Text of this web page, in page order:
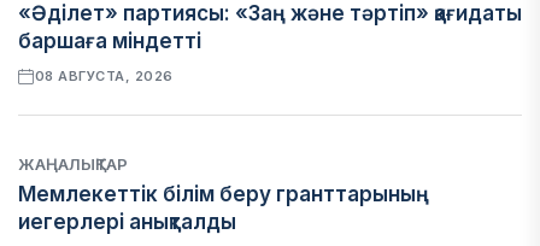
«Әділет» партиясы: «Заң және тәртіп» қағидаты
баршаға міндетті
08 АВГУСТА, 2026
ЖАҢАЛЫҚТАР
Мемлекеттік білім беру гранттарының
иегерлері анықталды